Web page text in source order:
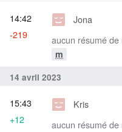
Jona
aucun résumé de
m
14:42
-219
14 avril 2023
Kris
aucun résumé de
15:43
+12